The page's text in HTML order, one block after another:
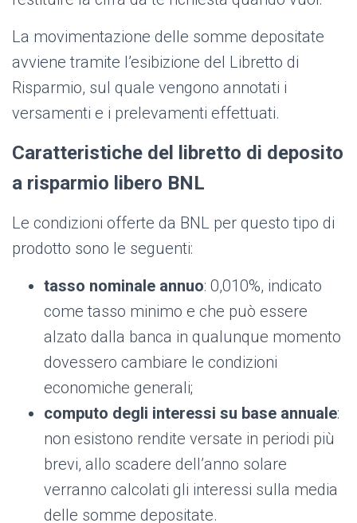
La movimentazione delle somme depositate
avviene tramite l’esibizione del Libretto di
Risparmio, sul quale vengono annotati i
versamenti e i prelevamenti effettuati.
Caratteristiche del libretto di deposito
a risparmio libero BNL
Le condizioni offerte da BNL per questo tipo di
prodotto sono le seguenti:
tasso nominale annuo: 0,010%, indicato
come tasso minimo e che può essere
alzato dalla banca in qualunque momento
dovessero cambiare le condizioni
economiche generali;
computo degli interessi su base annuale:
non esistono rendite versate in periodi più
brevi, allo scadere dell’anno solare
verranno calcolati gli interessi sulla media
delle somme depositate.